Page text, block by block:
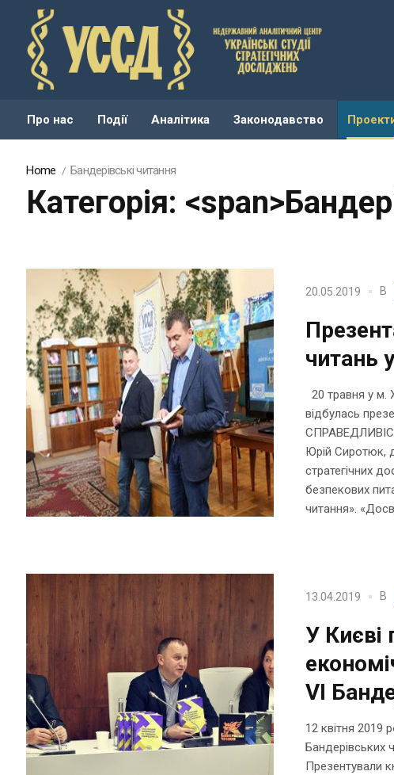
Про нас Події Аналітика Законодавство
Home Бандерівські читання
Категорія:
20.05.2019 В
читань
20 травня у м.
відбулась
Юрій Сиротюк,
стратегічних
безпекових
читання».
13.04.2019 В
У Києві
VI
12 квітня 2019
Бандерівських
Презентували